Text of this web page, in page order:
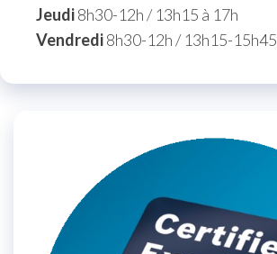
Jeudi8h30-12h / 13h15 à 17h
Vendredi8h30-12h / 13h15-15h45